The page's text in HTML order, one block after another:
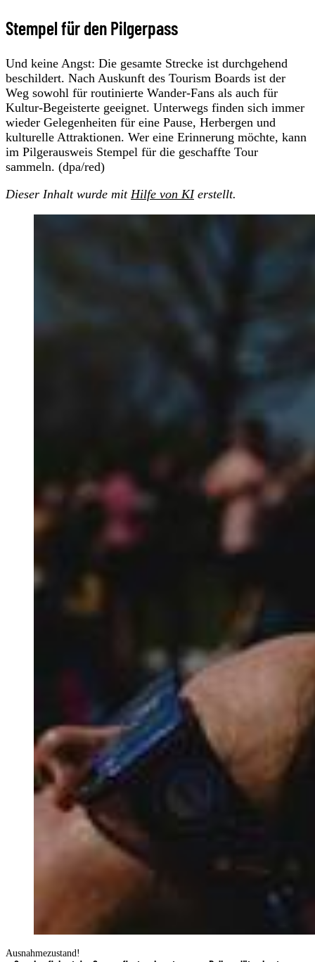
Stempel für den Pilgerpass
Und keine Angst: Die gesamte Strecke ist durchgehend
beschildert. Nach Auskunft des Tourism Boards ist der
Weg sowohl für routinierte Wander-Fans als auch für
Kultur-Begeisterte geeignet. Unterwegs finden sich immer
wieder Gelegenheiten für eine Pause, Herbergen und
kulturelle Attraktionen. Wer eine Erinnerung möchte, kann
im Pilgerausweis Stempel für die geschaffte Tour
sammeln. (dpa/red)
Dieser Inhalt wurde mit Hilfe von KIerstellt.
Ausnahmezustand!